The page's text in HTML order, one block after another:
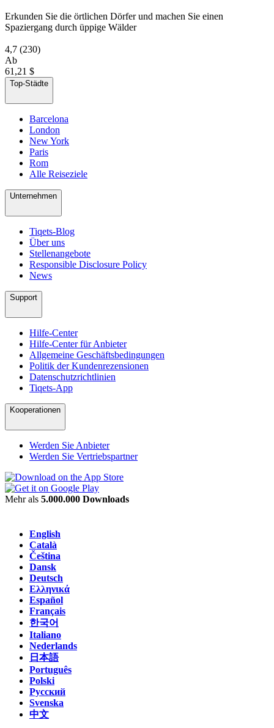
Erkunden Sie die örtlichen Dörfer und machen Sie einen
Spaziergang durch üppige Wälder
4,7 (230)
Ab
61,21 $
Top-Städte
Barcelona
London
New York
Paris
Rom
Alle Reiseziele
Unternehmen
Tiqets-Blog
Über uns
Stellenangebote
Responsible Disclosure Policy
News
Support
Hilfe-Center
Hilfe-Center für Anbieter
Allgemeine Geschäftsbedingungen
Politik der Kundenrezensionen
Datenschutzrichtlinien
Tiqets-App
Kooperationen
Werden Sie Anbieter
Werden Sie Vertriebspartner
Mehr als 5.000.000 Downloads
English
Català
Čeština
Dansk
Deutsch
Ελληνικά
Español
Français
한국어
Italiano
Nederlands
日本語
Português
Polski
Русский
Svenska
中文